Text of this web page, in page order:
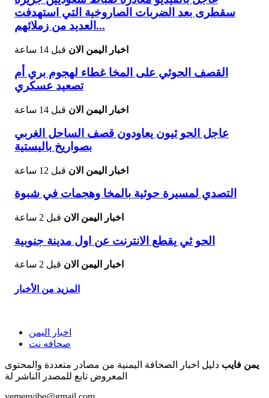
سقطرى بعد الضربات الصاروخية التي استهدفت
العديد من زملائهم...
اخبار اليمن الان قبل 14 ساعة
القصف الحوثي على المخا غطاء لهجوم بري أم
تصعيد عسكري
اخبار اليمن الان قبل 14 ساعة
عاجل الحو ثيون يعاودون قصف الساحل الغربي
بصواريخ باليستية
اخبار اليمن الان قبل 12 ساعة
التصدي لمسيرة حوثية بالمخا وهجمات في شبوة
اخبار اليمن الان قبل 2 ساعة
الحو ثي يقطع الانترنت عن اول مدينة جنوبية
اخبار اليمن الان قبل 2 ساعة
المزيد من الأخبار
اخبار اليمن
صحافه نت
يمن فايب دليل اخبار الصحافة اليمنية من مصادر متعددة والمحتوى
المعروض تابع للمصدر الناشر لة